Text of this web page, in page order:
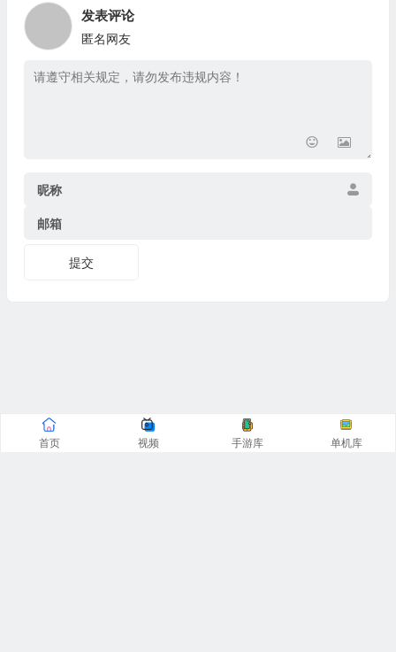
发表评论
匿名网友
昵称
邮箱
提交
首页 视频 手游库 单机库